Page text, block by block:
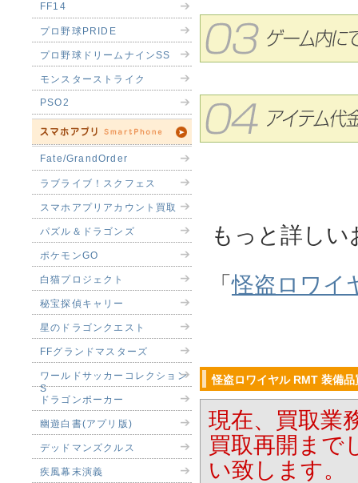
FF14
プロ野球PRIDE
プロ野球ドリームナインSS
モンスターストライク
PSO2
Fate/GrandOrder
ラブライブ！スクフェス
スマホアプリアカウント買取
パズル＆ドラゴンズ
ポケモンGO
白猫プロジェクト
秘宝探偵キャリー
星のドラゴンクエスト
FFグランドマスターズ
ワールドサッカーコレクション
S
ドラゴンポーカー
幽遊白書(アプリ版)
デッドマンズクルス
疾風幕末演義
もっと詳し
「怪盗ロワイ
怪盗ロワイヤル RMT 装備
現在、買取業
買取再開まで
い致します。